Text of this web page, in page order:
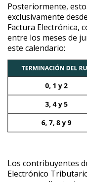
Posteriormente,
exclusivamente
Factura Electrónica,
entre los meses de
este calendario:
Los contribuyentes
Electrónico